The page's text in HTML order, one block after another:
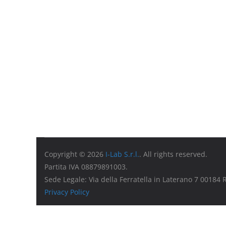
Copyright © 2026 I-Lab S.r.l.. All rights reserved.
Partita IVA 08879891003.
Sede Legale: Via della Ferratella in Laterano 7 00184
Privacy Policy